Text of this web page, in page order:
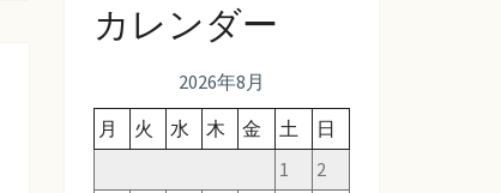
カレンダー
2026年8月
月
火 水 木 金 土
日
1
2